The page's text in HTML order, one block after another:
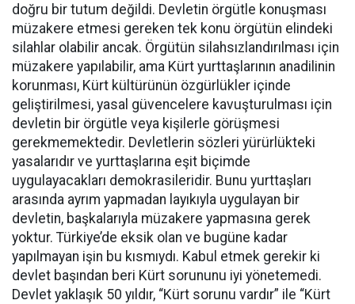
doğru bir tutum değildi. Devletin örgütle konuşması
müzakere etmesi gereken tek konu örgütün elindeki
silahlar olabilir ancak. Örgütün silahsızlandırılması için
müzakere yapılabilir, ama Kürt yurttaşlarının anadilinin
korunması, Kürt kültürünün özgürlükler içinde
geliştirilmesi, yasal güvencelere kavuşturulması için
devletin bir örgütle veya kişilerle görüşmesi
gerekmemektedir. Devletlerin sözleri yürürlükteki
yasalarıdır ve yurttaşlarına eşit biçimde
uygulayacakları demokrasileridir. Bunu yurttaşları
arasında ayrım yapmadan layıkıyla uygulayan bir
devletin, başkalarıyla müzakere yapmasına gerek
yoktur. Türkiye’de eksik olan ve bugüne kadar
yapılmayan işin bu kısmıydı. Kabul etmek gerekir ki
devlet başından beri Kürt sorununu iyi yönetemedi.
Devlet yaklaşık 50 yıldır, “Kürt sorunu vardır” ile “Kürt